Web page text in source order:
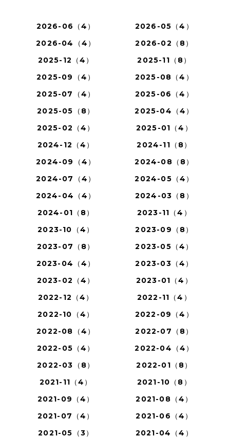
2026-06（4）
2026-05（4）
2026-04（4）
2026-02（8）
2025-12（4）
2025-11（8）
2025-09（4）
2025-08（4）
2025-07（4）
2025-06（4）
2025-05（8）
2025-04（4）
2025-02（4）
2025-01（4）
2024-12（4）
2024-11（8）
2024-09（4）
2024-08（8）
2024-07（4）
2024-05（4）
2024-04（4）
2024-03（8）
2024-01（8）
2023-11（4）
2023-10（4）
2023-09（8）
2023-07（8）
2023-05（4）
2023-04（4）
2023-03（4）
2023-02（4）
2023-01（4）
2022-12（4）
2022-11（4）
2022-10（4）
2022-09（4）
2022-08（4）
2022-07（8）
2022-05（4）
2022-04（4）
2022-03（8）
2022-01（8）
2021-11（4）
2021-10（8）
2021-09（4）
2021-08（4）
2021-07（4）
2021-06（4）
2021-05（3）
2021-04（4）